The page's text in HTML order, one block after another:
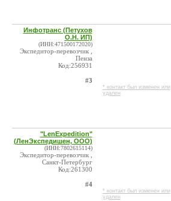
Инфотранс (Петухов
О.Н. ИП)
(ИНН:471500172020)
Экспедитор-перевозчик ,
Пенза
Код:256931
#3
* контакт был изменен или
удален
"LenExpedition"
(ЛенЭкспедишен, ООО)
(ИНН:7802615114)
Экспедитор-перевозчик ,
Санкт-Петербург
Код:261300
#4
* контакт был изменен или
удален